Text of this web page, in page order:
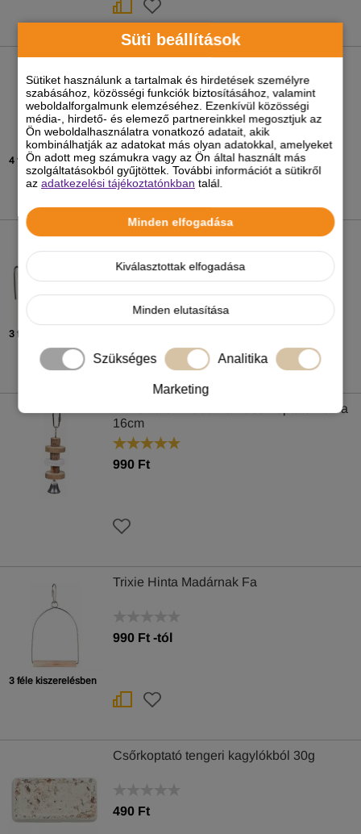
Süti beállítások
Sütiket használunk a tartalmak és hirdetések személyre
szabásához, közösségi funkciók biztosításához, valamint
weboldalforgalmunk elemzéséhez. Ezenkívül közösségi
média-, hirdető- és elemező partnereinkkel megosztjuk az
Ön weboldalhasználatra vonatkozó adatait, akik
kombinálhatják az adatokat más olyan adatokkal, amelyeket
Ön adott meg számukra vagy az Ön által használt más
szolgáltatásokból gyűjtöttek. További információt a sütikről
azadatkezelési tájékoztatónkban talál.
Minden elfogadása
Kiválasztottak elfogadása
Minden elutasítása
Szükséges Analitika
Marketing
4 féle kiszerelésben
Trixie Etető Madárnak Akasztható
990Ft-tól
3 féle kiszerelésben
Trixie Etető Madár Akasztható
Trixie Játék Madárnak Csőrkoptató És Fa
16cm
990 Ft
3 féle kiszerelésben
Trixie Hinta Madárnak Fa
990 Ft -tól
Csőrkoptató tengeri kagylókból 30g
490 Ft